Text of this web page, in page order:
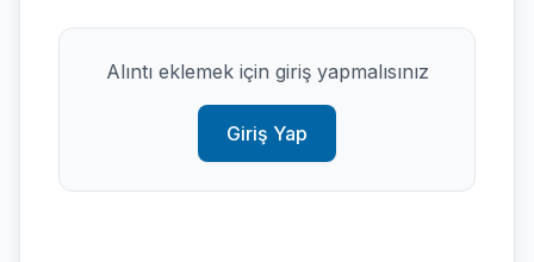
Alıntı eklemek için giriş yapmalısınız
Giriş Yap